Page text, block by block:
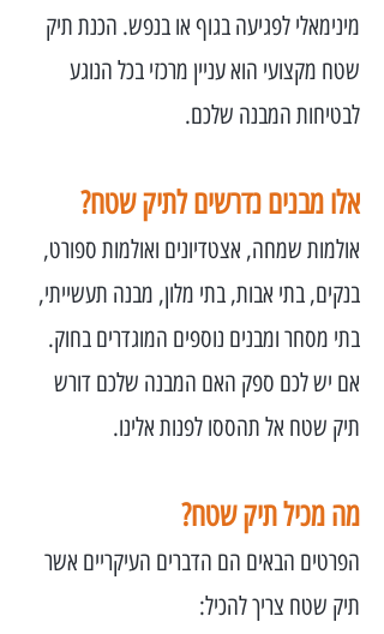
מינימאלי לפגיעה בגוף או בנפש. הכנת תיק
שטח מקצועי הוא עניין מרכזי בכל הנוגע
לבטיחות המבנה שלכם.
אלו מבנים נדרשים לתיק שטח?
אולמות שמחה, אצטדיונים ואולמות ספורט,
בנקים, בתי אבות, בתי מלון, מבנה תעשייתי,
בתי מסחר ומבנים נוספים המוגדרים בחוק.
אם יש לכם ספק האם המבנה שלכם דורש
תיק שטח אל תהססו לפנות אלינו.
מה מכיל תיק שטח?
הפרטים הבאים הם הדברים העיקריים אשר
תיק שטח צריך להכיל: